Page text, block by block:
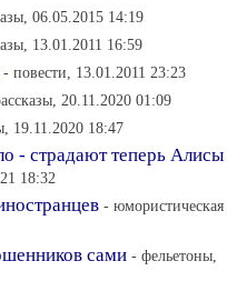
06.05.2015 14:19
13.01.2011 16:59
- повести, 13.01.2011 23:23
20.11.2020 01:09
19.11.2020 18:47
- страдают теперь Алисы
18:32
- юмористическая
сами - фельетоны,